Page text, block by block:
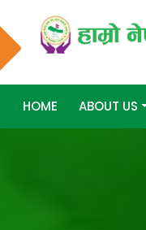
HOME ABOUT US